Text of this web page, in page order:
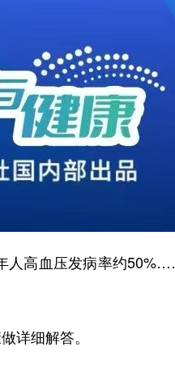
高血压发病率约
详细解答。